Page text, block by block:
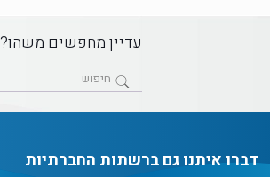
עדיין מחפשים משהו?
דברו איתנו גם ברשתות החברתיות